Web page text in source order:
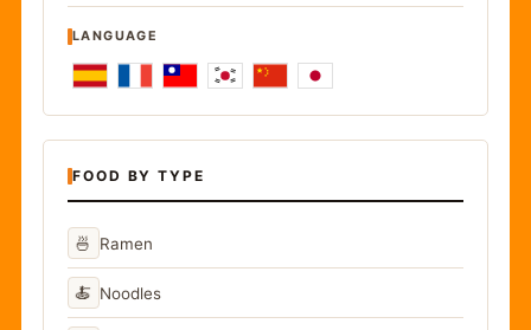
LANGUAGE
FOOD BY TYPE
🍜 Ramen
🍝 Noodles